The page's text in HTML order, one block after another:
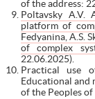
of the address:
Poltavsky
platform of
Fedyanina, A.S.
of complex
22.06.2025).
Practical use
Educational and
of the Peoples of